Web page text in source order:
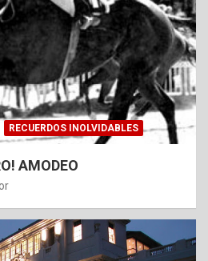
RECUERDOS INOLVIDABLES
AMODEO